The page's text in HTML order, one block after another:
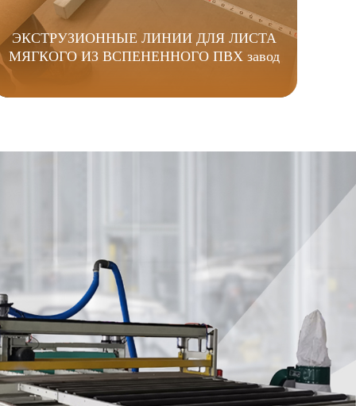
ЭКСТРУЗИОННЫЕ ЛИНИИ ДЛЯ ЛИСТА
МЯГКОГО ИЗ ВСПЕНЕННОГО ПВХ завод